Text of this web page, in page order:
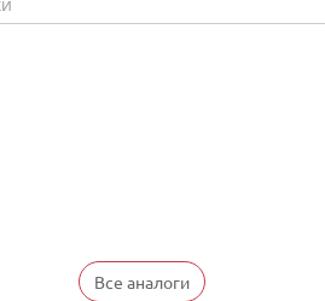
Все аналоги